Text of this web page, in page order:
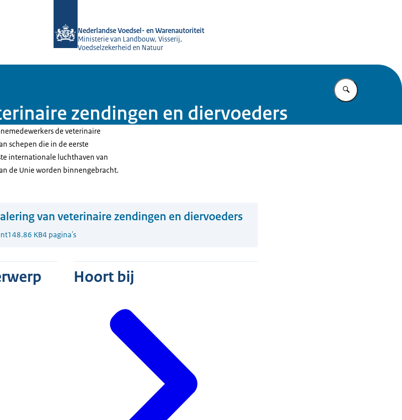
Nederlandse Voedsel- en Warenautoriteit
Ministerie van Landbouw, Visserij,
Voedselzekerheid en Natuur
Vul in wat u
zendingen en diervoeders
de veterinaire
schepen die in de eerste
internationale luchthaven van
de Unie worden binnengebracht.
van veterinaire zendingen en diervoeders
148.86 KB4 pagina's
Hoort bij